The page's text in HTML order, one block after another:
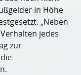
in Höhe
„Neben
jedes
zur